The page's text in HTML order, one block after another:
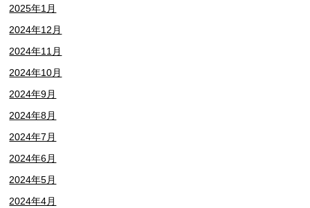
2025年1月
2024年12月
2024年11月
2024年10月
2024年9月
2024年8月
2024年7月
2024年6月
2024年5月
2024年4月